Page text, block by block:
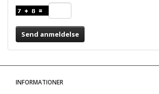
Send anmeldelse
INFORMATIONER